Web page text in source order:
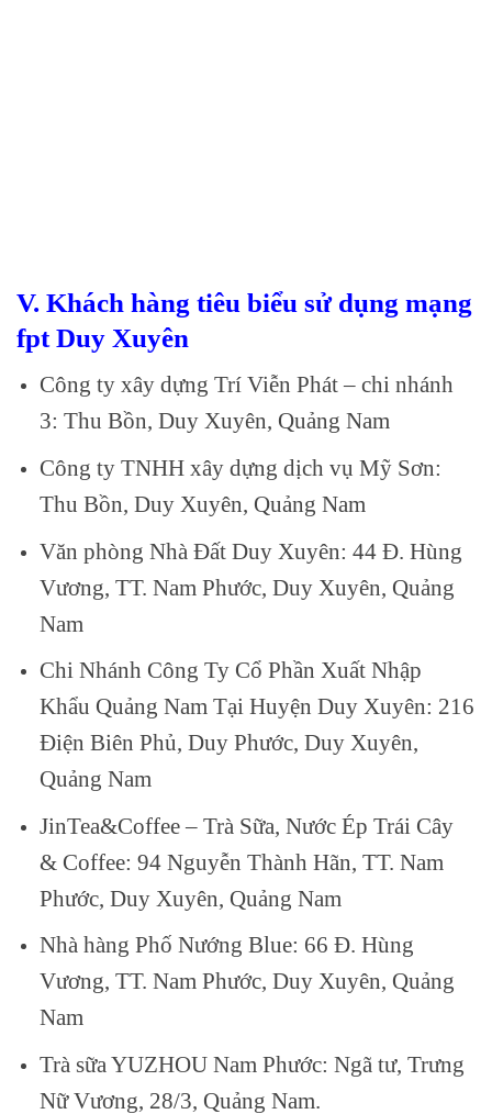
V. Khách hàng tiêu biểu sử dụng mạng
fpt Duy Xuyên
Công ty xây dựng Trí Viễn Phát – chi nhánh
3: Thu Bồn, Duy Xuyên, Quảng Nam
Công ty TNHH xây dựng dịch vụ Mỹ Sơn:
Thu Bồn, Duy Xuyên, Quảng Nam
Văn phòng Nhà Đất Duy Xuyên: 44 Đ. Hùng
Vương, TT. Nam Phước, Duy Xuyên, Quảng
Nam
Chi Nhánh Công Ty Cổ Phần Xuất Nhập
Khẩu Quảng Nam Tại Huyện Duy Xuyên: 216
Điện Biên Phủ, Duy Phước, Duy Xuyên,
Quảng Nam
JinTea&Coffee – Trà Sữa, Nước Ép Trái Cây
& Coffee: 94 Nguyễn Thành Hãn, TT. Nam
Phước, Duy Xuyên, Quảng Nam
Nhà hàng Phố Nướng Blue: 66 Đ. Hùng
Vương, TT. Nam Phước, Duy Xuyên, Quảng
Nam
Trà sữa YUZHOU Nam Phước: Ngã tư, Trưng
Nữ Vương, 28/3, Quảng Nam.